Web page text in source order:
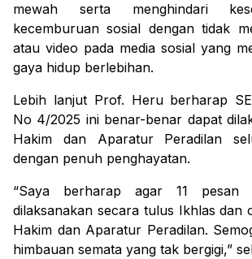
mewah serta menghindari
kecemburuan sosial dengan tidak
atau video pada media sosial yang
gaya hidup berlebihan.
Lebih lanjut Prof. Heru berharap
No 4/2025 ini benar-benar dapat
Hakim dan Aparatur Peradilan
dengan penuh penghayatan.
“Saya berharap agar 11 pesan
dilaksanakan secara tulus Ikhlas dan
Hakim dan Aparatur Peradilan.
himbauan semata yang tak bergigi,”